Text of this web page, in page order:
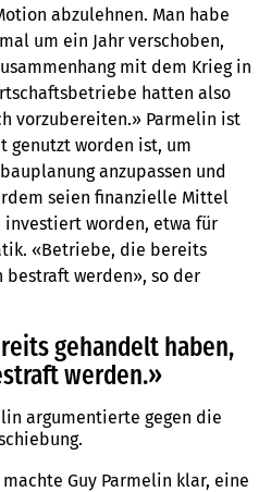
abzulehnen. Man habe
um ein Jahr verschoben,
mit dem Krieg in
hatten also
vorzubereiten.» Parmelin ist
genutzt worden ist, um
anzupassen und
seien finanzielle Mittel
investiert worden, etwa für
«Betriebe, die bereits
werden», so der
gehandelt haben,
werden.»
argumentierte gegen die
Guy Parmelin klar, eine